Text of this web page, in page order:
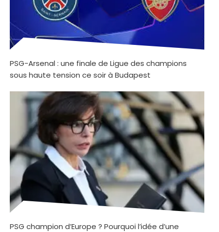
PSG-Arsenal : une finale de Ligue des champions
sous haute tension ce soir à Budapest
PSG champion d’Europe ? Pourquoi l’idée d’une